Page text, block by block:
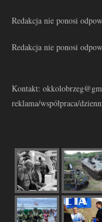
Redakcja nie ponosi
Redakcja nie ponosi
Kontakt:
reklama/współpraca/